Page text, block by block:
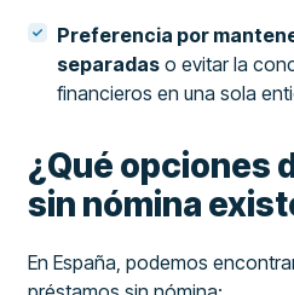
Preferencia por
separadas o evitar la
financieros en una sola
¿Qué opciones
sin nómina
En España, podemos